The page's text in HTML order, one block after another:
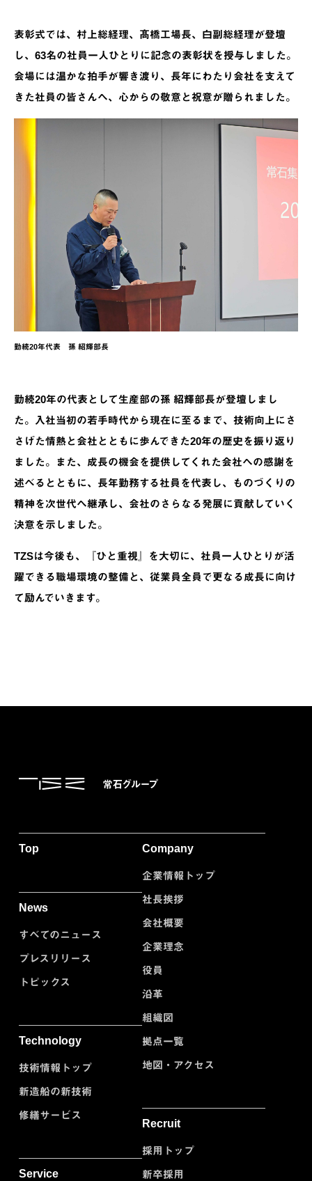
表彰式では、村上総経理、髙橋工場長、白副総経理が登壇
し、63名の社員一人ひとりに記念の表彰状を授与しました。
会場には温かな拍手が響き渡り、長年にわたり会社を支えて
きた社員の皆さんへ、心からの敬意と祝意が贈られました。
勤続20年代表 孫 紹輝部長
勤続20年の代表として生産部の孫 紹輝部長が登壇しまし
た。入社当初の若手時代から現在に至るまで、技術向上にさ
さげた情熱と会社とともに歩んできた20年の歴史を振り返り
ました。また、成長の機会を提供してくれた会社への感謝を
述べるとともに、長年勤務する社員を代表し、ものづくりの
精神を次世代へ継承し、会社のさらなる発展に貢献していく
決意を示しました。
TZSは今後も、『ひと重視』を大切に、社員一人ひとりが活
躍できる職場環境の整備と、従業員全員で更なる成長に向け
て励んでいきます。
Top
News
すべてのニュース
プレスリリース
トピックス
Technology
技術情報トップ
新造船の新技術
修繕サービス
Service
Company
企業情報トップ
社長挨拶
会社概要
企業理念
役員
沿革
組織図
拠点一覧
地図・アクセス
Recruit
採用トップ
新卒採用